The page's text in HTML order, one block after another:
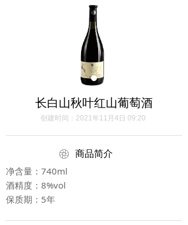
长白山秋叶红山葡萄酒
商品简介
创建时间： 2021年11月4日 09:20
净含量：740ml
酒精度：8%vol
保质期：5年
ꁵ